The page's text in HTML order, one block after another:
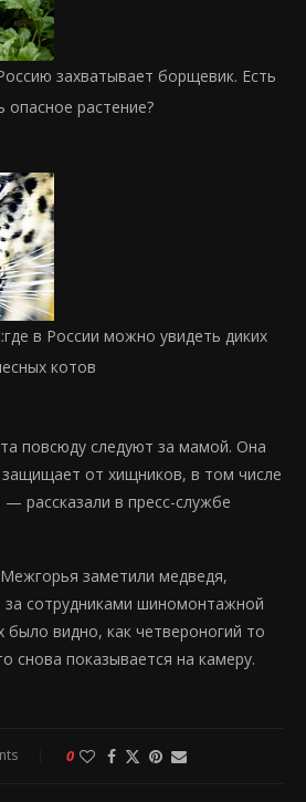
захватывает борщевик. Есть
опасное растение?
где в России можно увидеть диких
котов
повсюду следуют за мамой. Она
защищает от хищников, в том числе
рассказали в пресс-службе
заметили медведя,
сотрудниками шиномонтажной
было видно, как четвероногий то
снова показывается на камеру.
0